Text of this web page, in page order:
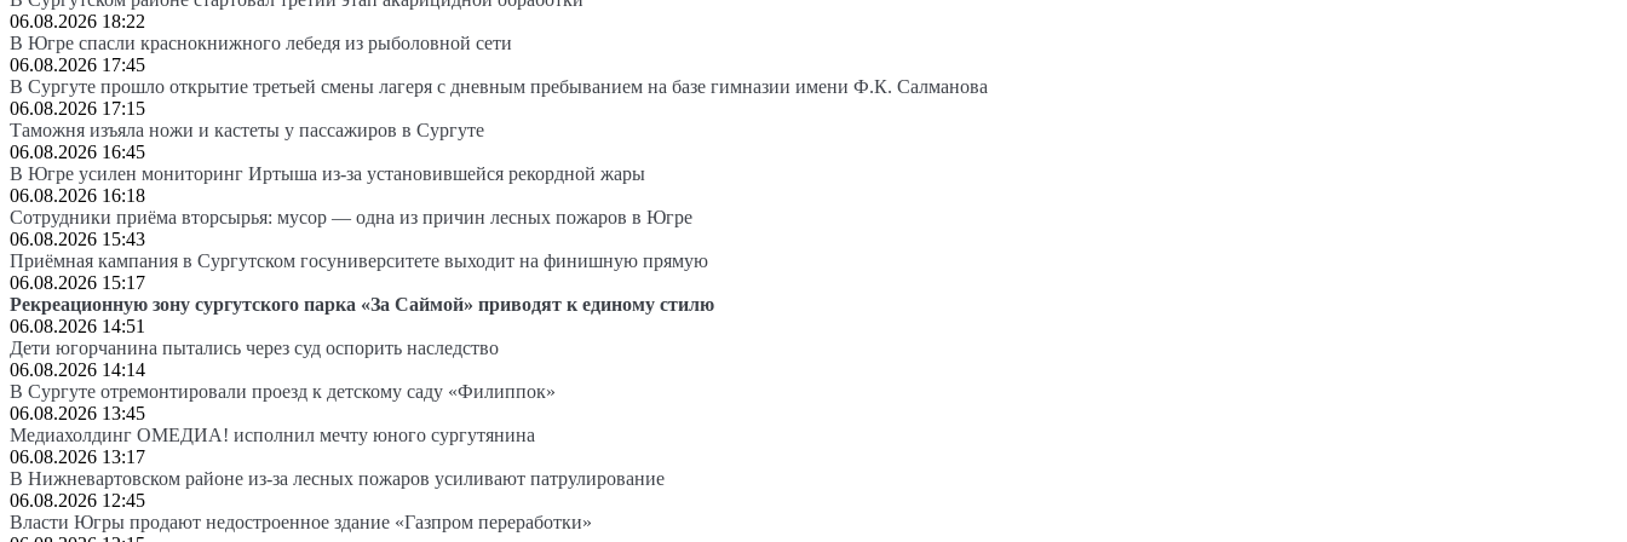
06.08.2026 18:22
В Югре спасли краснокнижного лебедя из рыболовной сети
06.08.2026 17:45
В Сургуте прошло открытие третьей смены лагеря с дневным пребыванием на базе гимназии имени Ф.К. Салманова
06.08.2026 17:15
Таможня изъяла ножи и кастеты у пассажиров в Сургуте
06.08.2026 16:45
В Югре усилен мониторинг Иртыша из-за установившейся рекордной жары
06.08.2026 16:18
Сотрудники приёма вторсырья: мусор — одна из причин лесных пожаров в Югре
06.08.2026 15:43
Приёмная кампания в Сургутском госуниверситете выходит на финишную прямую
06.08.2026 15:17
Рекреационную зону сургутского парка «За Саймой» приводят к единому стилю
06.08.2026 14:51
Дети югорчанина пытались через суд оспорить наследство
06.08.2026 14:14
В Сургуте отремонтировали проезд к детскому саду «Филиппок»
06.08.2026 13:45
Медиахолдинг ОМЕДИА! исполнил мечту юного сургутянина
06.08.2026 13:17
В Нижневартовском районе из-за лесных пожаров усиливают патрулирование
06.08.2026 12:45
Власти Югры продают недостроенное здание «Газпром переработки»